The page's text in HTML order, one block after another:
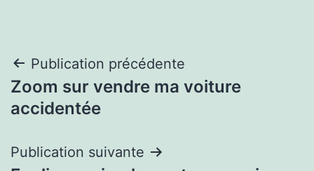
Navigation
de
Publication précédente
Zoom sur vendre ma voiture
accidentée
Publication suivante